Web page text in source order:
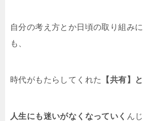
自分の考え方とか日頃の取り組み
も、
時代がもたらしてくれた 【共有】
人生にも迷いがなくなっていく ん